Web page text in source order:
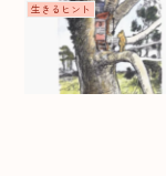
生きるヒント